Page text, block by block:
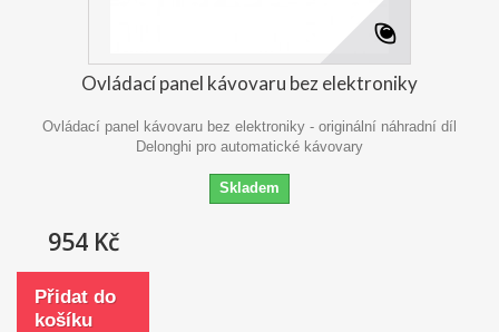
Ovládací panel kávovaru bez elektroniky
Ovládací panel kávovaru bez elektroniky - originální náhradní díl
Delonghi pro automatické kávovary
Skladem
954 Kč
Přidat do
košíku